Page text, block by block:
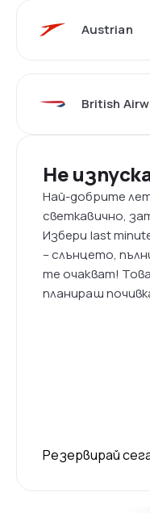
Austrian
British
Не
Най-добрите
светкавично,
Избери last
– слънцето,
те очакват!
планираш
Резервирай